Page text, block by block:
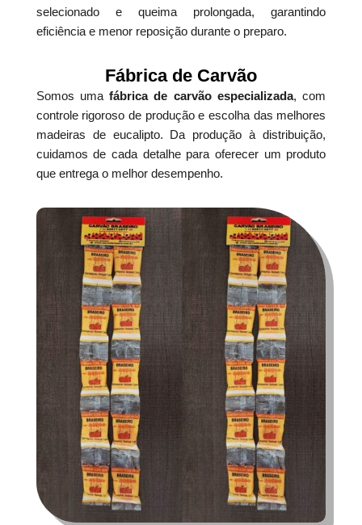
selecionado e queima prolongada, garantindo
eficiência e menor reposição durante o preparo.
Fábrica de Carvão
Somos umafábrica de carvão especializada, com
controle rigoroso de produção e escolha das melhores
madeiras de eucalipto. Da produção à distribuição,
cuidamos de cada detalhe para oferecer um produto
que entrega o melhor desempenho.